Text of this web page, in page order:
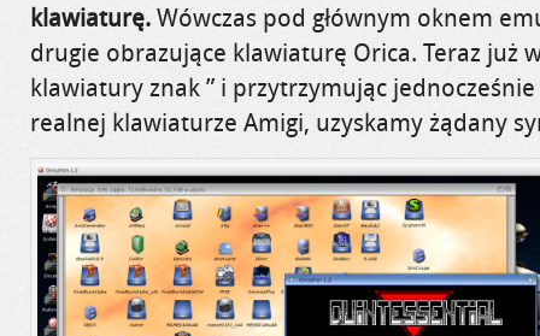
klawiaturę.Wówczas pod głównym oknem
drugie obrazujące klawiaturę Orica. Teraz już
klawiatury znak ” i przytrzymując
realnej klawiaturze Amigi, uzyskamy żądany